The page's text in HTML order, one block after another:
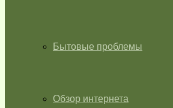
Бытовые проблемы
Обзор интернета